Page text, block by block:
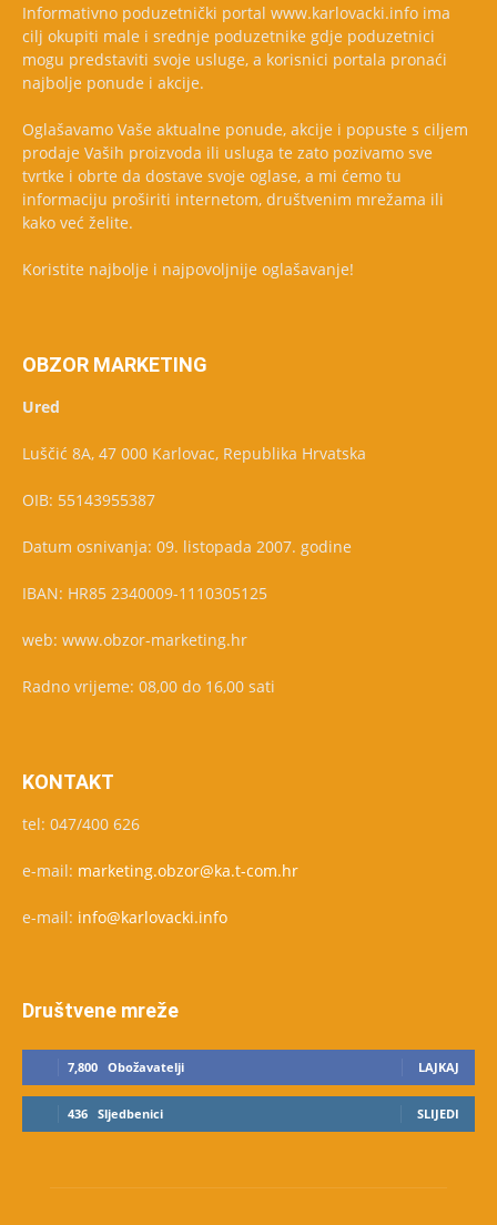
Informativno poduzetnički portal www.karlovacki.info ima
cilj okupiti male i srednje poduzetnike gdje poduzetnici
mogu predstaviti svoje usluge, a korisnici portala pronaći
najbolje ponude i akcije.
Oglašavamo Vaše aktualne ponude, akcije i popuste s ciljem
prodaje Vaših proizvoda ili usluga te zato pozivamo sve
tvrtke i obrte da dostave svoje oglase, a mi ćemo tu
informaciju proširiti internetom, društvenim mrežama ili
kako već želite.
Koristite najbolje i najpovoljnije oglašavanje!
OBZOR MARKETING
Ured
Luščić 8A, 47 000 Karlovac, Republika Hrvatska
OIB: 55143955387
Datum osnivanja: 09. listopada 2007. godine
IBAN: HR85 2340009-1110305125
web: www.obzor-marketing.hr
Radno vrijeme: 08,00 do 16,00 sati
KONTAKT
tel: 047/400 626
e-mail: marketing.obzor@ka.t-com.hr
e-mail: info@karlovacki.info
Društvene mreže
7,800 Obožavatelji LAJKAJ
436 Sljedbenici SLIJEDI